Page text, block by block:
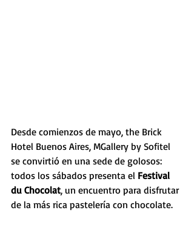
Desde comienzos de mayo, the Brick
Hotel Buenos Aires, MGallery by Sofitel
se convirtió en una sede de golosos:
todos los sábados presenta el Festival
du Chocolat, un encuentro para disfrutar
de la más rica pastelería con chocolate.